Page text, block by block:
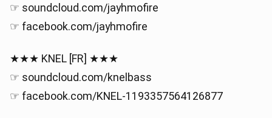
☞ soundcloud.com/jayhmofire
☞ facebook.com/jayhmofire
★★★ KNEL [FR] ★★★
☞ soundcloud.com/knelbass
☞ facebook.com/KNEL-1193357564126877